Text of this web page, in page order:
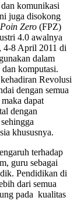
komunikasi
juga disokong
Zero (FPZ)
4.0 awalnya
4-8 April 2011 di
dalam
komputasi.
Revolusi
dengan semua
dapat
dengan
khususnya.
terhadap
guru sebagai
Pendidikan di
dari semua
pada kualitas